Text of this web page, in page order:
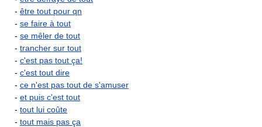
- être tout pour qn
- se faire à tout
- se mêler de tout
- trancher sur tout
- c'est pas tout ça!
- c'est tout dire
- ce n'est pas tout de s'amuser
- et puis c'est tout
- tout lui coûte
- tout mais pas ça